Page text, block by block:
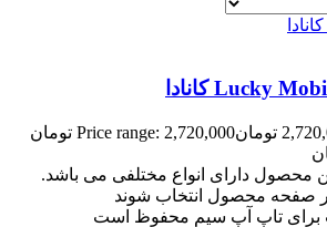
تومان
Price range: 2,720,000 تومان
محصول دارای انواع مختلفی می باشد.
صفحه محصول انتخاب شوند
تاپ آپ سیم محفوظ است